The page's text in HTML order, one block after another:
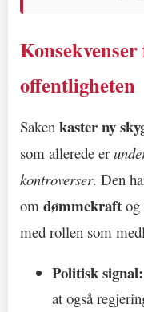
offentligheten
Saken kaster ny
som allerede er
kontroverser. Den
om dømmekraft
med rollen som
Politisk signal:
at også